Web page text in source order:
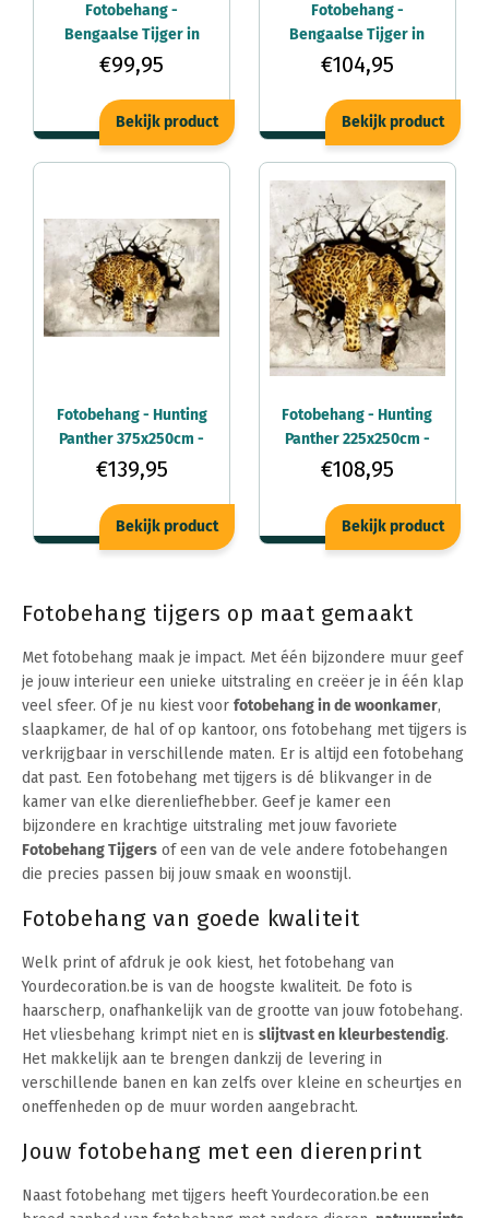
Fotobehang -
Bengaalse Tijger in
Dierentuin 350x270cm -
€99,95
Bekijk product
Fotobehang -
Bengaalse Tijger in
Dierentuin 400x309cm
€104,95
Bekijk product
Fotobehang - Hunting
Panther 375x250cm -
Vliesbehang
€139,95
Bekijk product
Fotobehang - Hunting
Panther 225x250cm -
Vliesbehang
€108,95
Bekijk product
Fotobehang tijgers op maat gemaakt
Met fotobehang maak je impact. Met één bijzondere muur geef
je jouw interieur een unieke uitstraling en creëer je in één klap
veel sfeer. Of je nu kiest voor fotobehang in de woonkamer,
slaapkamer, de hal of op kantoor, ons fotobehang met tijgers is
verkrijgbaar in verschillende maten. Er is altijd een fotobehang
dat past. Een fotobehang met tijgers is dé blikvanger in de
kamer van elke dierenliefhebber. Geef je kamer een
bijzondere en krachtige uitstraling met jouw favoriete
Fotobehang Tijgers of een van de vele andere fotobehangen
die precies passen bij jouw smaak en woonstijl.
Fotobehang van goede kwaliteit
Welk print of afdruk je ook kiest, het fotobehang van
Yourdecoration.be is van de hoogste kwaliteit. De foto is
haarscherp, onafhankelijk van de grootte van jouw fotobehang.
Het vliesbehang krimpt niet en is slijtvast en kleurbestendig.
Het makkelijk aan te brengen dankzij de levering in
verschillende banen en kan zelfs over kleine en scheurtjes en
oneffenheden op de muur worden aangebracht.
Jouw fotobehang met een dierenprint
Naast fotobehang met tijgers heeft Yourdecoration.be een